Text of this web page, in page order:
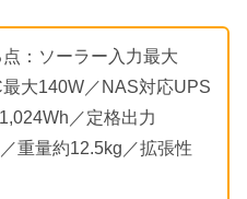
：ソーラー入力最大
大140W／NAS対応UPS
／定格出力
重量約12.5kg／拡張性